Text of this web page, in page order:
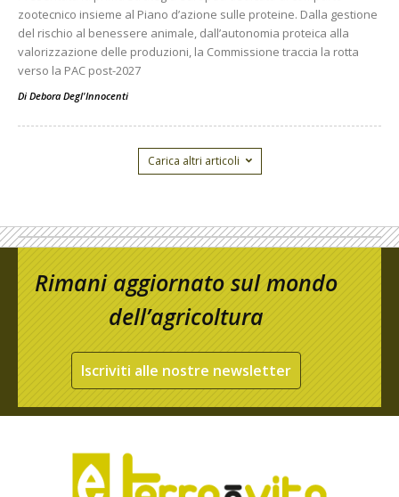
zootecnico insieme al Piano d’azione sulle proteine. Dalla gestione
del rischio al benessere animale, dall’autonomia proteica alla
valorizzazione delle produzioni, la Commissione traccia la rotta
verso la PAC post-2027
Di Debora Degl'Innocenti
Carica altri articoli
Rimani aggiornato sul mondo
dell’agricoltura
Iscriviti alle nostre newsletter